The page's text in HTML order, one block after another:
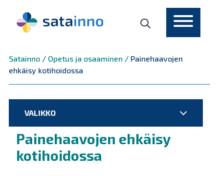
Satainno/ Opetus ja osaaminen / Painehaavojen
ehkäisy kotihoidossa
VALIKKO
Painehaavojen ehkäisy
kotihoidossa